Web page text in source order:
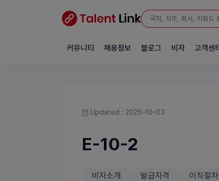
커뮤니티 채용정보 블로그 비자 고객센
Updated : 2025-10-03
E-10-2
비자소개 발급자격 이직절차